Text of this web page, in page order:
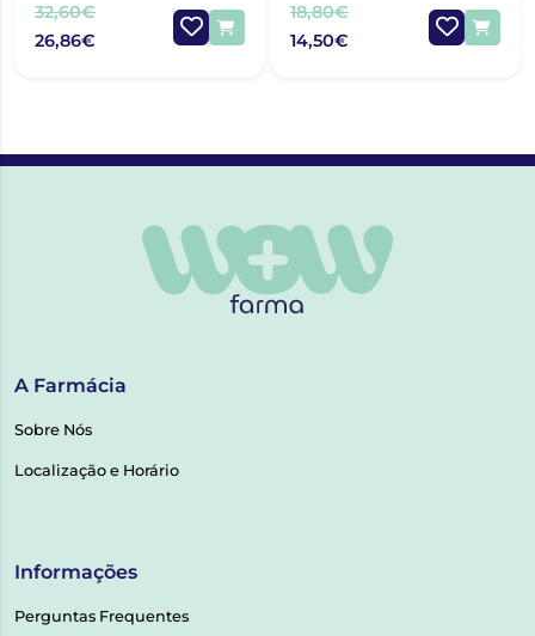
32,60€
26,86€
18,80€
14,50€
A Farmácia
Sobre Nós
Localização e Horário
Informações
Perguntas Frequentes